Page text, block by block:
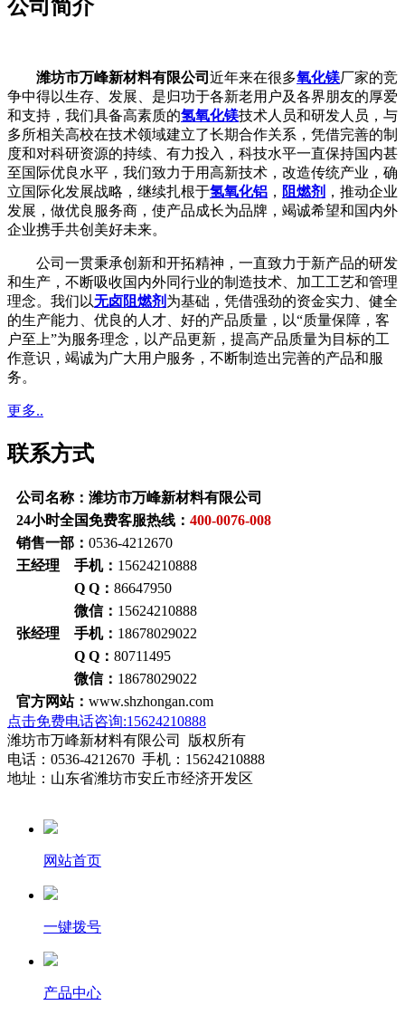
公司简介
潍坊市万峰新材料有限公司 近年来在很多氧化镁厂家的竞
争中得以生存、发展、是归功于各新老用户及各界朋友的厚爱
和支持，我们具备高素质的氢氧化镁技术人员和研发人员，与
多所相关高校在技术领域建立了长期合作关系，凭借完善的制
度和对科研资源的持续、有力投入，科技水平一直保持国内甚
至国际优良水平，我们致力于用高新技术，改造传统产业，确
立国际化发展战略，继续扎根于氢氧化铝 ， 阻燃剂 ，推动企业
发展，做优良服务商，使产品成长为品牌，竭诚希望和国内外
企业携手共创美好未来。
公司一贯秉承创新和开拓精神，一直致力于新产品的研发
和生产，不断吸收国内外同行业的制造技术、加工工艺和管理
理念。我们以无卤阻燃剂 为基础，凭借强劲的资金实力、健全
的生产能力、优良的人才、好的产品质量，以“质量保障，客
户至上”为服务理念，以产品更新，提高产品质量为目标的工
作意识，竭诚为广大用户服务，不断制造出完善的产品和服
务。
更多..
联系方式
公司名称：潍坊市万峰新材料有限公司
24小时全国免费客服热线： 400-0076-008
销售一部： 0536-4212670
王经理 手机： 15624210888
Q Q： 86647950
微信： 15624210888
张经理 手机： 18678029022
Q Q： 80711495
微信： 18678029022
官方网站： www.shzhongan.com
点击免费电话咨询:15624210888
潍坊市万峰新材料有限公司 版权所有
电话：0536-4212670 手机：15624210888
地址：山东省潍坊市安丘市经济开发区
网站首页
一键拨号
产品中心